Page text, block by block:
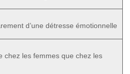
d’une détresse émotionnelle
chez les femmes que chez les